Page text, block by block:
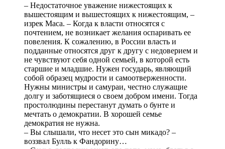
– Недостаточное уважение нижестоящих к
вышестоящим и вышестоящих к нижестоящим, –
изрек Маса. – Когда к власти относятся с
почтением, не возникает желания оспаривать ее
повеления. К сожалению, в России власть и
подданные относятся друг к другу с недоверием и
не чувствуют себя одной семьей, в которой есть
старшие и младшие. Нужен государь, являющий
собой образец мудрости и самоотверженности.
Нужны министры и самураи, честно служащие
долгу и заботящиеся о своем добром имени. Тогда
простолюдины перестанут думать о бунте и
мечтать о демократии. В хорошей семье
демократия не нужна.
– Вы слышали, что несет это сын микадо? –
воззвал Булль к Фандорину…